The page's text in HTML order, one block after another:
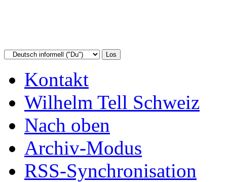
Kontakt
Wilhelm Tell Schweiz
Nach oben
Archiv-Modus
RSS-Synchronisation